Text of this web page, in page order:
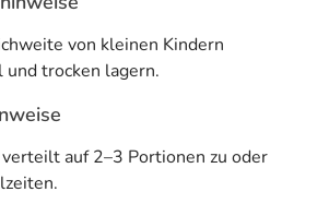
den Lebensmittelangaben als pdf
von kleinen Kindern
und trocken lagern.
auf 2–3 Portionen zu oder